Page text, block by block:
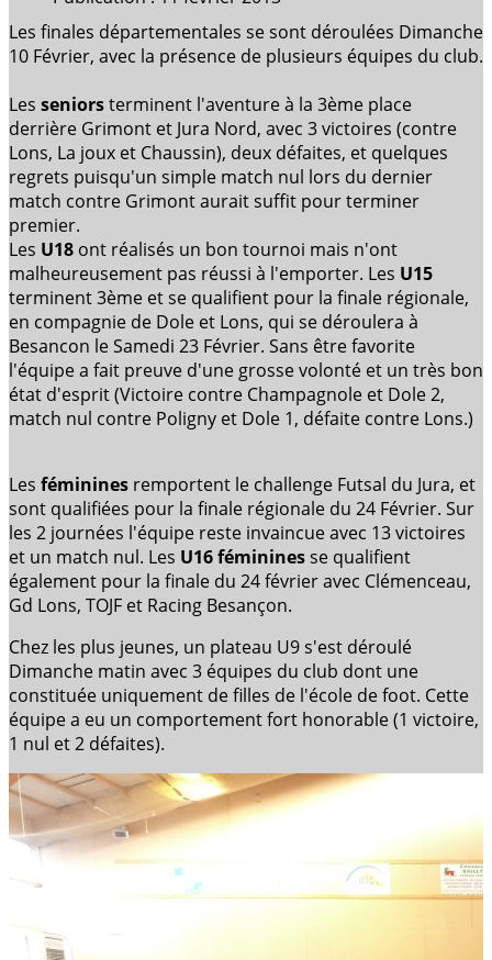
Les finales départementales se sont déroulées Dimanche
10 Février, avec la présence de plusieurs équipes du club.
Les seniorsterminent l'aventure à la 3ème place
derrière Grimont et Jura Nord, avec 3 victoires (contre
Lons, La joux et Chaussin), deux défaites, et quelques
regrets puisqu'un simple match nul lors du dernier
match contre Grimont aurait suffit pour terminer
premier.
Les U18 ont réalisés un bon tournoi mais n'ont
malheureusement pas réussi à l'emporter. Les U15
terminent 3ème et se qualifient pour la finale régionale,
en compagnie de Dole et Lons, qui se déroulera à
Besancon le Samedi 23 Février. Sans être favorite
l'équipe a fait preuve d'une grosse volonté et un très bon
état d'esprit (Victoire contre Champagnole et Dole 2,
match nul contre Poligny et Dole 1, défaite contre Lons.)
Les féminines remportent le challenge Futsal du Jura, et
sont qualifiées pour la finale régionale du 24 Février. Sur
les 2 journées l'équipe reste invaincue avec 13 victoires
et un match nul. Les U16 fémininesse qualifient
également pour la finale du 24 février avec Clémenceau,
Gd Lons, TOJF et Racing Besançon.
Chez les plus jeunes, un plateau U9 s'est déroulé
Dimanche matin avec 3 équipes du club dont une
constituée uniquement de filles de l'école de foot. Cette
équipe a eu un comportement fort honorable (1 victoire,
1 nul et 2 défaites).